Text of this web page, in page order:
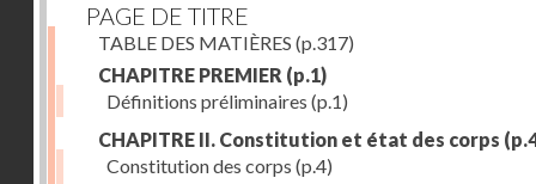
PAGE DE TITRE
TABLE DES MATIÈRES (p.317)
CHAPITRE PREMIER (p.1)
Définitions préliminaires (p.1)
CHAPITRE II. Constitution et état des corps
Constitution des corps (p.4)